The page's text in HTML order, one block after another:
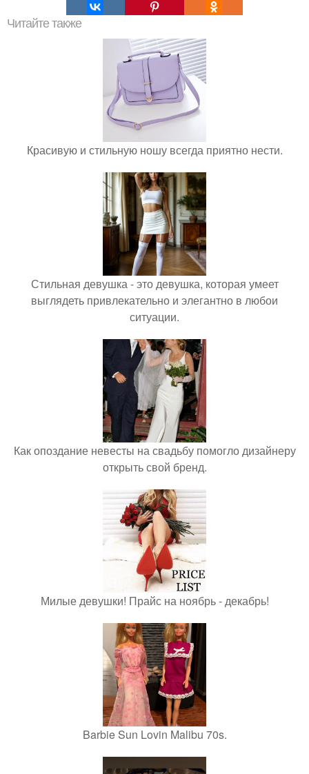
Читайте также
Красивую и стильную ношу всегда приятно нести.
Стильная девушка - это девушка, которая умеет
выглядеть привлекательно и элегантно в любои
ситуации.
Как опоздание невесты на свадьбу помогло дизайнеру
открыть свой бренд.
Милые девушки! Прайс на ноябрь - декабрь!
Barbie Sun Lovin Malibu 70s.